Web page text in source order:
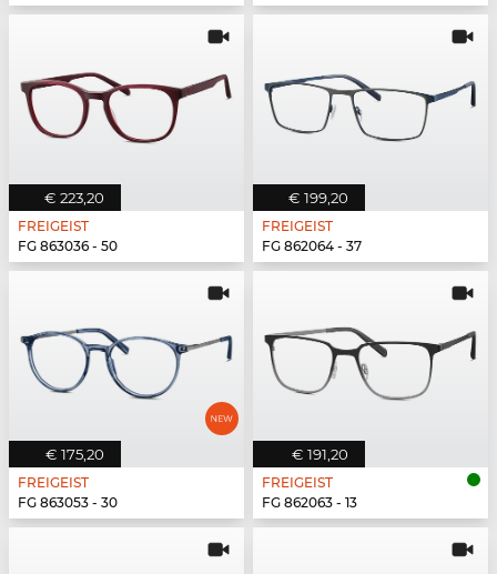
€ 223,20
FREIGEIST
FG 863036 - 50
€ 199,20
FREIGEIST
FG 862064 - 37
€ 175,20
FREIGEIST
FG 863053 - 30
€ 191,20
FREIGEIST
FG 862063 - 13